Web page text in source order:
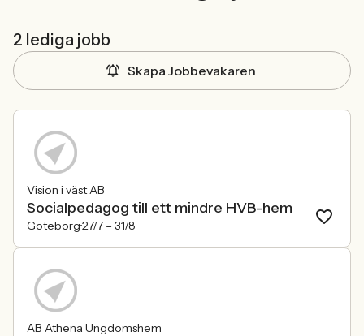
2 lediga jobb
Skapa Jobbevakaren
Vision i väst AB
Socialpedagog till ett mindre HVB-hem
Göteborg27/7 – 31/8
AB Athena Ungdomshem